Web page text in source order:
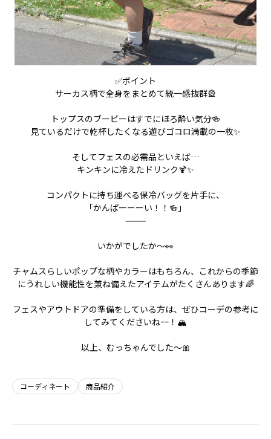
✅ポイント
サーカス柄で全身をまとめて統一感抜群🎡
トップスのブービーはすでにほろ酔い気分⁇🍻
見ているだけで乾杯したくなる遊びゴコロ満載の一枚✨
そしてフェスの必需品といえば…
キンキンに冷えたドリンク🍹✨
コンパクトに持ち運べる保冷バッグを片手に、
「かんぱーーーい！！🍻」
⸻
いかがでしたか〜⁇👀
チャムスらしいポップな柄やカラーはもちろん、これからの季節
にうれしい機能性を兼ね備えたアイテムがたくさんあります🌈
フェスやアウトドアの準備をしている方は、ぜひコーデの参考に
してみてくださいねｰｰ！🏔️
以上、むっちゃんでした〜🎀
コーディネート 商品紹介